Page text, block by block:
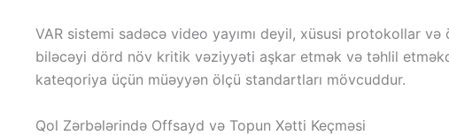
VAR sistemi sadəcə video yayımı deyil, xüsusi protokollar
biləcəyi dörd növ kritik vəziyyəti aşkar etmək və təhlil
kateqoriya üçün müəyyən ölçü standartları mövcuddur.
Qol Zərbələrində Offsayd və Topun Xətti Keçməsi